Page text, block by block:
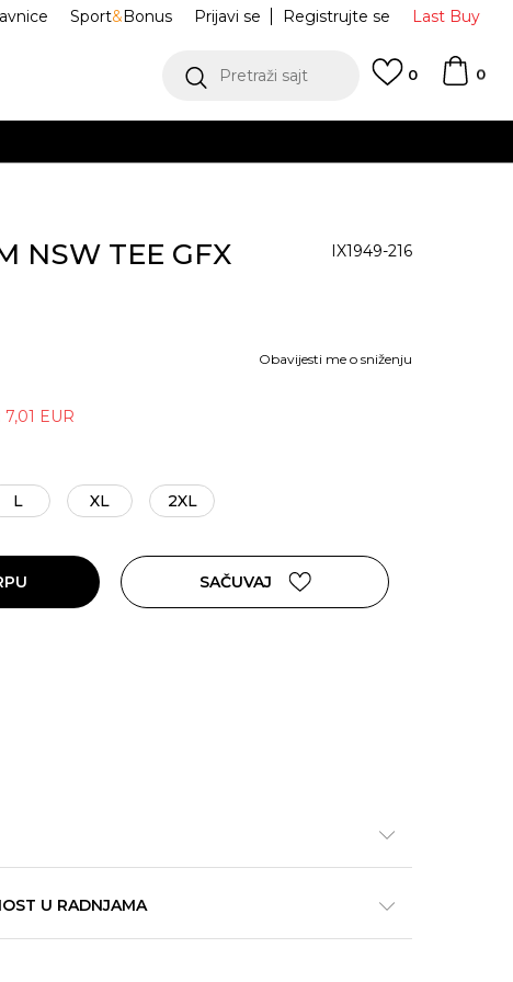
Last Buy
Prijavi se Registrujte se
Sport&Bonus
Pretraži sajt 0
0
NSW TEE GFX
IX1949-216
7,01 EUR
Obavijesti me o sniženju
L XL 2XL
SAČUVAJ
U RADNJAMA